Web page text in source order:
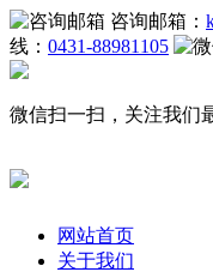
咨询邮箱：
线： 0431-88981105
微信扫一扫，关注我们
网站首页
关于我们